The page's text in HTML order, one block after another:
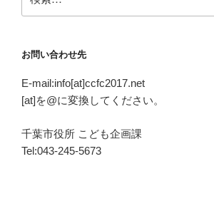
索:
お問い合わせ先
E-mail:info[at]ccfc2017.net
[at]を@に変換してください。
千葉市役所 こども企画課
Tel:043-245-5673